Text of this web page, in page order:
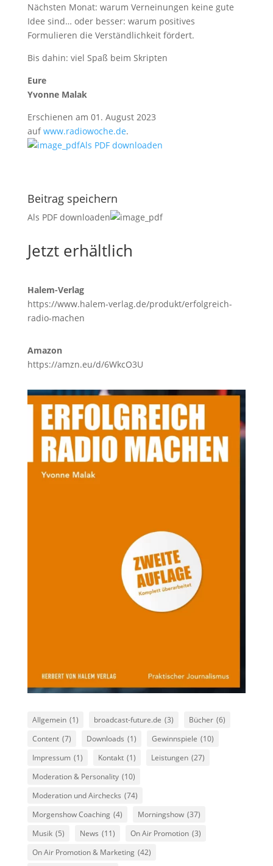
Nächsten Monat: warum Verneinungen keine gute
Idee sind… oder besser: warum positives
Formulieren die Verständlichkeit fördert.
Bis dahin: viel Spaß beim Skripten
Eure
Yvonne Malak
Erschienen am 01. August 2023
aufwww.radiowoche.de.
Als PDF downloaden
Beitrag speichern
Als PDF downloaden
Jetzt erhältlich
Halem-Verlag
https://www.halem-verlag.de/produkt/erfolgreich-
radio-machen
Amazon
https://amzn.eu/d/6WkcO3U
Allgemein (1) broadcast-future.de (3) Bücher (6)
Content (7) Downloads (1) Gewinnspiele (10)
Impressum (1) Kontakt (1) Leistungen (27)
Moderation & Personality (10)
Moderation und Airchecks (74)
Morgenshow Coaching (4) Morningshow (37)
Musik (5) News (11) On Air Promotion (3)
On Air Promotion & Marketing (42)